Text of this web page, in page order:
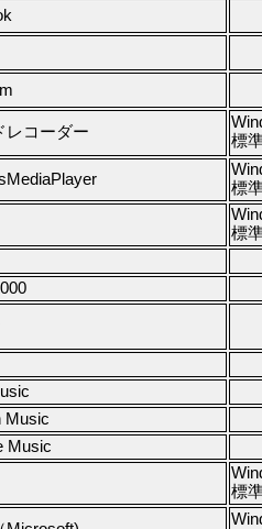
レコーダー
標
標
標
Music
Music
標